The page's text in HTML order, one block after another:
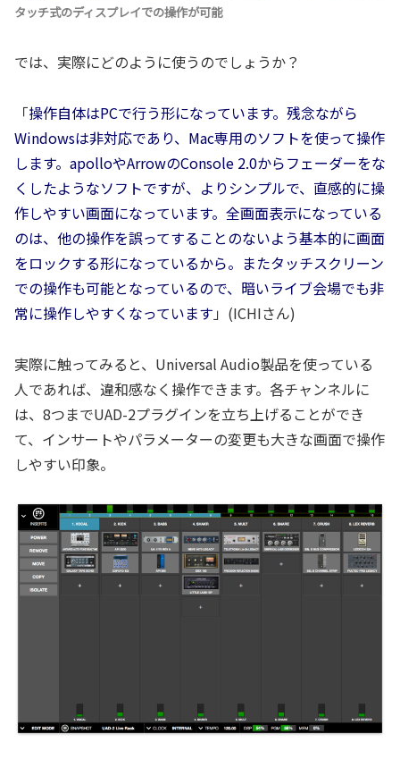
タッチ式のディスプレイでの操作が可能
では、実際にどのように使うのでしょうか？
「操作自体はPCで行う形になっています。残念ながら
Windowsは非対応であり、Mac専用のソフトを使って操作
します。apolloやArrowのConsole 2.0からフェーダーをな
くしたようなソフトですが、よりシンプルで、直感的に操
作しやすい画面になっています。全画面表示になっている
のは、他の操作を誤ってすることのないよう基本的に画面
をロックする形になっているから。またタッチスクリーン
での操作も可能となっているので、暗いライブ会場でも非
常に操作しやすくなっています 」(ICHIさん)
実際に触ってみると、Universal Audio製品を使っている
人であれば、違和感なく操作できます。各チャンネルに
は、8つまでUAD-2プラグインを立ち上げることができ
て、インサートやパラメーターの変更も大きな画面で操作
しやすい印象。